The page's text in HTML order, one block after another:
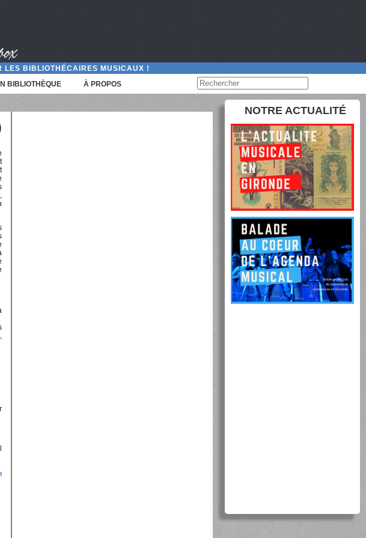
LES BIBLIOTHÉCAIRES MUSICAUX !
BIBLIOTHÈQUE À PROPOS
NOTRE ACTUALITÉ